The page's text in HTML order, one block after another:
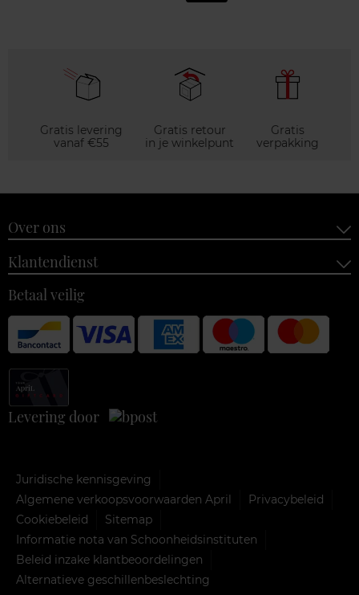
Gratis levering
vanaf €55
Gratis retour
in je winkelpunt
Gratis
verpakking
Over ons
Klantendienst
Betaal veilig
Levering door
Juridische kennisgeving
Algemene verkoopsvoorwaarden April
Privacybeleid
Cookiebeleid
Sitemap
Informatie nota van Schoonheidsinstituten
Beleid inzake klantbeoordelingen
Alternatieve geschillenbeslechting